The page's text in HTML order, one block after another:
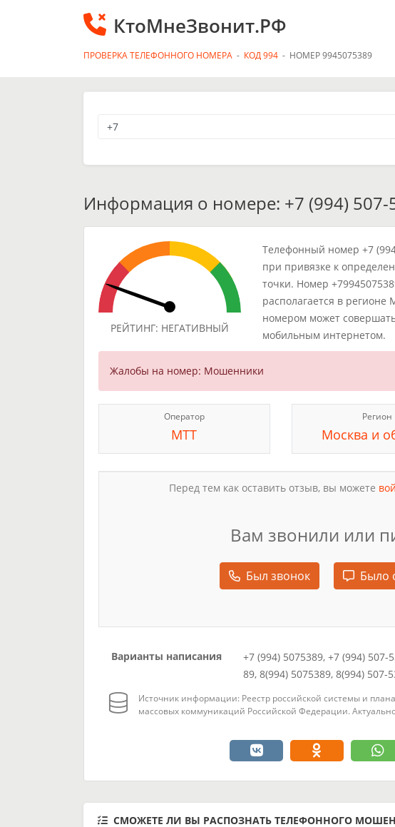
КтоМнеЗвонит.РФ
ПРОВЕРКА ТЕЛЕФОННОГО НОМЕРА - КОД 994 - НОМЕР 9945075389
Информация о номере: +7 (994) 507-
РЕЙТИНГ: НЕГАТИВНЫЙ
Телефонный номер +7
при привязке к
точки. Номер
располагается в регионе
номером может
мобильным интернетом.
Жалобы на номер: Мошенники
Оператор
МТТ
Регион
Москва и
Перед тем как оставить отзыв, вы можете
Вам звонили или
Был звонок Было
Варианты написания
+7 (994) 5075389, +7 (994)
89, 8(994) 5075389, 8(994) 507-
Источник информации: Реестр российской системы и
массовых коммуникаций Российской Федерации.
СМОЖЕТЕ ЛИ ВЫ РАСПОЗНАТЬ ТЕЛЕФОННОГО